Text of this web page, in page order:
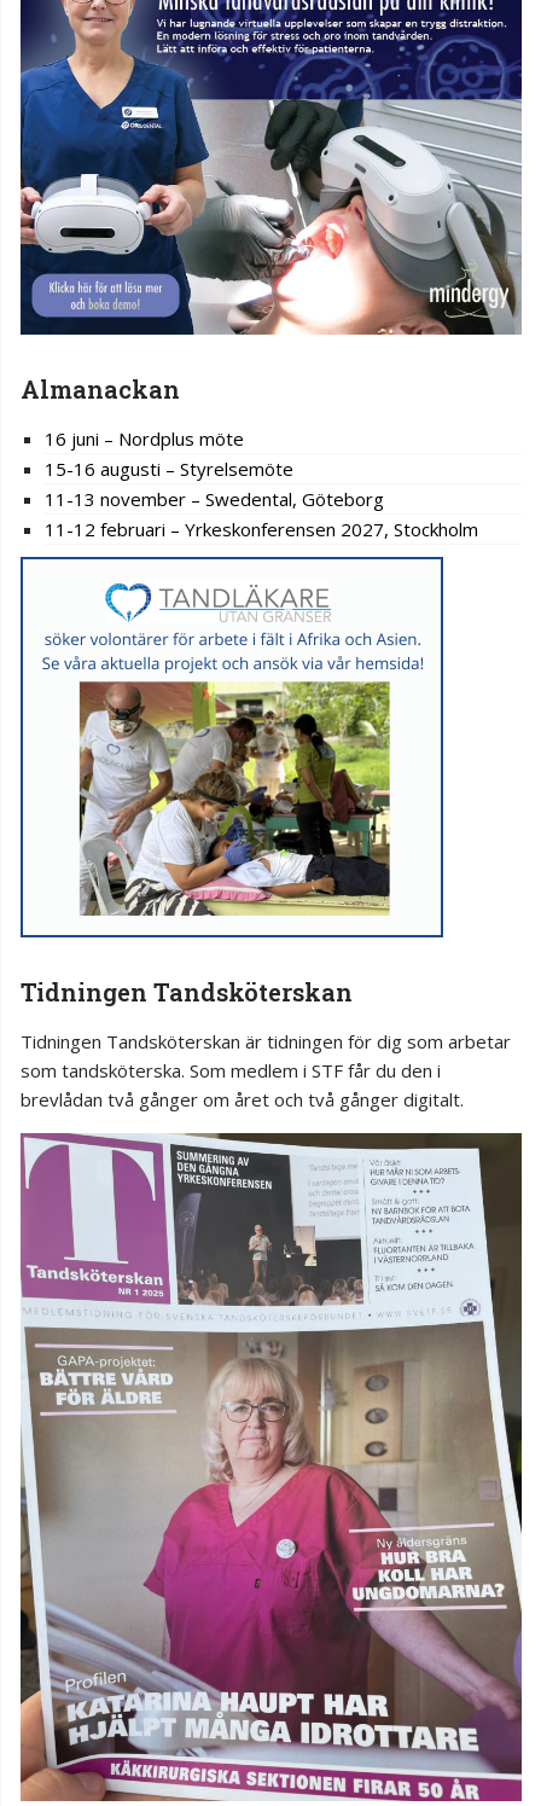
Almanackan
16 juni – Nordplus möte
15-16 augusti – Styrelsemöte
11-13 november – Swedental, Göteborg
11-12 februari – Yrkeskonferensen 2027, Stockholm
Tidningen Tandsköterskan
Tidningen Tandsköterskan är tidningen för dig som arbetar
som tandsköterska. Som medlem i STF får du den i
brevlådan två gånger om året och två gånger digitalt.